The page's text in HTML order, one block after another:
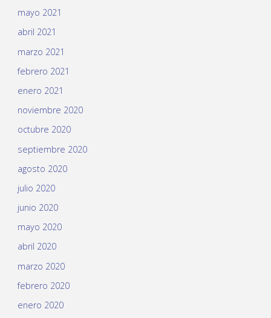
mayo 2021
abril 2021
marzo 2021
febrero 2021
enero 2021
noviembre 2020
octubre 2020
septiembre 2020
agosto 2020
julio 2020
junio 2020
mayo 2020
abril 2020
marzo 2020
febrero 2020
enero 2020